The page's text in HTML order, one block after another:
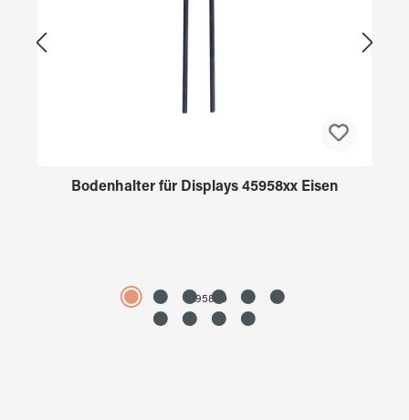
Bodenhalter für Displays 45958xx Eisen
4595890